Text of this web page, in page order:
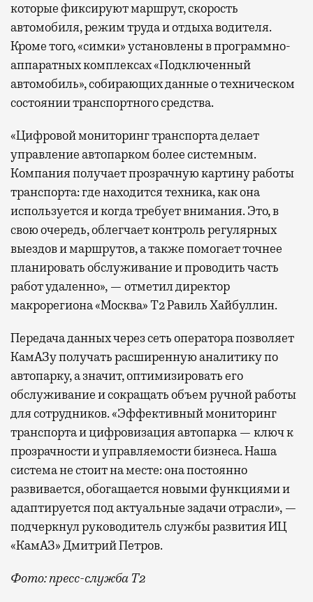
которые фиксируют маршрут, скорость
автомобиля, режим труда и отдыха водителя.
Кроме того, «симки» установлены в программно-
аппаратных комплексах «Подключенный
автомобиль», собирающих данные о техническом
состоянии транспортного средства.
«Цифровой мониторинг транспорта делает
управление автопарком более системным.
Компания получает прозрачную картину работы
транспорта: где находится техника, как она
используется и когда требует внимания. Это, в
свою очередь, облегчает контроль регулярных
выездов и маршрутов, а также помогает точнее
планировать обслуживание и проводить часть
работ удаленно», — отметил директор
макрорегиона «Москва» Т2 Равиль Хайбуллин.
Передача данных через сеть оператора позволяет
КамАЗу получать расширенную аналитику по
автопарку, а значит, оптимизировать его
обслуживание и сокращать объем ручной работы
для сотрудников. «Эффективный мониторинг
транспорта и цифровизация автопарка — ключ к
прозрачности и управляемости бизнеса. Наша
система не стоит на месте: она постоянно
развивается, обогащается новыми функциями и
адаптируется под актуальные задачи отрасли», —
подчеркнул руководитель службы развития ИЦ
«КамАЗ» Дмитрий Петров.
Фото: пресс-служба Т2